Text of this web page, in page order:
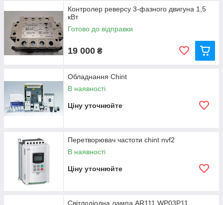
Контролер реверсу 3-фазного двигуна 1,5
кВт
Готово до відправки
19 000 ₴
Обладнання Chint
В наявності
Ціну уточнюйте
Перетворювач частоти chint nvf2
В наявності
Ціну уточнюйте
Світлодіодна лампа AR111 WP03P11